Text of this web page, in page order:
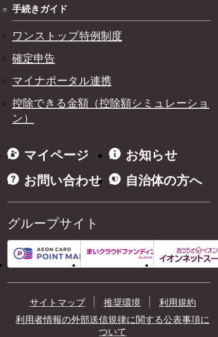
手続きガイド
ワンストップ特例制度
確定申告
マイナポータル連携
控除できる金額（控除額シミュレーショ
ン）
マイページ
お知らせ
お問い合わせ
自治体の方へ
グループサイト
サイトマップ 推奨環境
利用規約
利用者情報の外部送信規律に関する公表事項に
ついて